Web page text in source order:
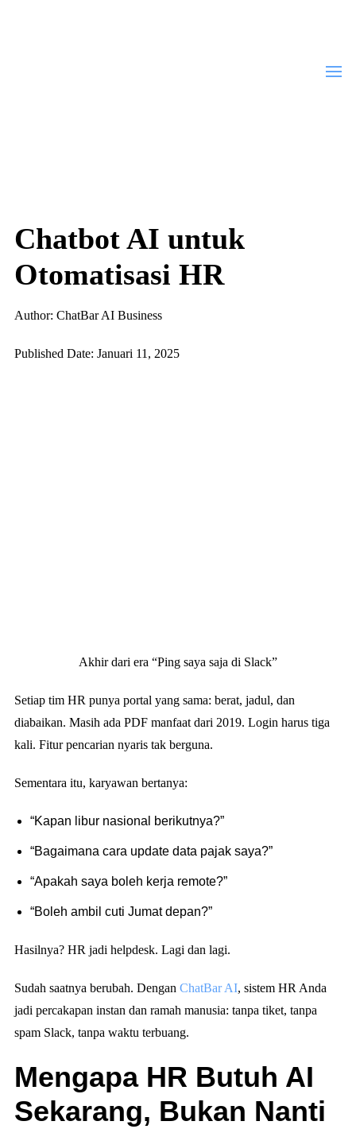
Chatbot AI untuk
Otomatisasi HR
Author: ChatBar AI Business
Published Date: Januari 11, 2025
Akhir dari era “Ping saya saja di Slack”
Setiap tim HR punya portal yang sama: berat, jadul, dan
diabaikan. Masih ada PDF manfaat dari 2019. Login harus tiga
kali. Fitur pencarian nyaris tak berguna.
Sementara itu, karyawan bertanya:
“Kapan libur nasional berikutnya?”
“Bagaimana cara update data pajak saya?”
“Apakah saya boleh kerja remote?”
“Boleh ambil cuti Jumat depan?”
Hasilnya? HR jadi helpdesk. Lagi dan lagi.
Sudah saatnya berubah. Dengan ChatBar AI, sistem HR Anda
jadi percakapan instan dan ramah manusia: tanpa tiket, tanpa
spam Slack, tanpa waktu terbuang.
Mengapa HR Butuh AI
Sekarang, Bukan Nanti